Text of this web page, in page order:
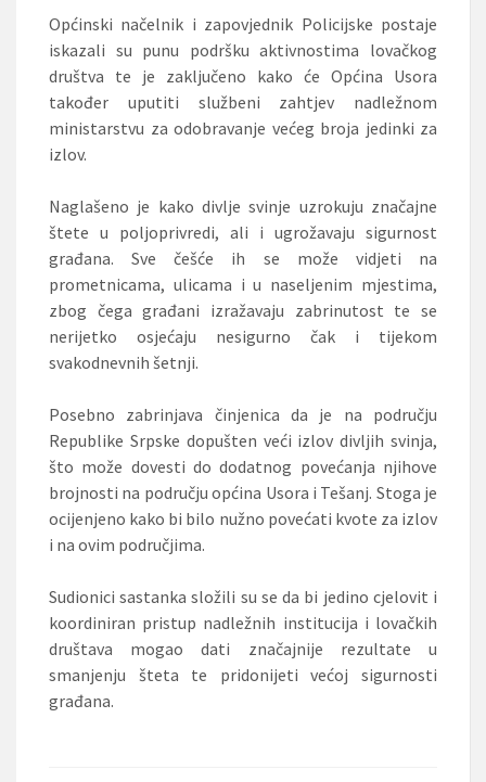
Općinski načelnik i zapovjednik Policijske postaje
iskazali su punu podršku aktivnostima lovačkog
društva te je zaključeno kako će Općina Usora
također uputiti službeni zahtjev nadležnom
ministarstvu za odobravanje većeg broja jedinki za
izlov.
Naglašeno je kako divlje svinje uzrokuju značajne
štete u poljoprivredi, ali i ugrožavaju sigurnost
građana. Sve češće ih se može vidjeti na
prometnicama, ulicama i u naseljenim mjestima,
zbog čega građani izražavaju zabrinutost te se
nerijetko osjećaju nesigurno čak i tijekom
svakodnevnih šetnji.
Posebno zabrinjava činjenica da je na području
Republike Srpske dopušten veći izlov divljih svinja,
što može dovesti do dodatnog povećanja njihove
brojnosti na području općina Usora i Tešanj. Stoga je
ocijenjeno kako bi bilo nužno povećati kvote za izlov
i na ovim područjima.
Sudionici sastanka složili su se da bi jedino cjelovit i
koordiniran pristup nadležnih institucija i lovačkih
društava mogao dati značajnije rezultate u
smanjenju šteta te pridonijeti većoj sigurnosti
građana.